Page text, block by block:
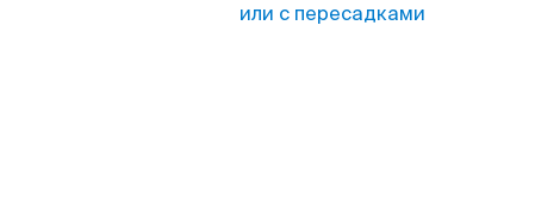
или с пересадками